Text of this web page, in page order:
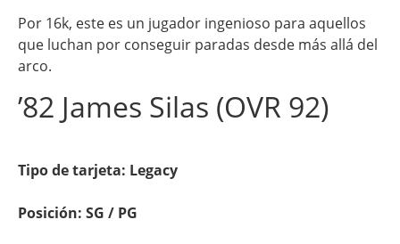
Por 16k, este es un jugador ingenioso para aquellos
que luchan por conseguir paradas desde más allá del
arco.
’82 James Silas (OVR 92)
Tipo de tarjeta: Legacy
Posición: SG / PG